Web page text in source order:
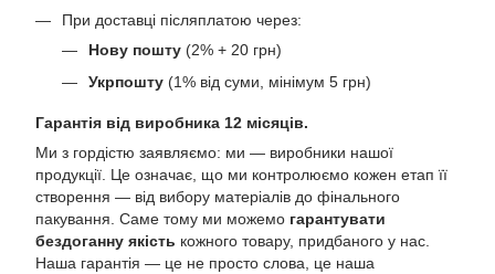
При доставці післяплатою через:
Нову пошту (2% + 20 грн)
Укрпошту (1% від суми, мінімум 5 грн)
Гарантія від виробника 12 місяців.
Ми з гордістю заявляємо: ми — виробники нашої
продукції. Це означає, що ми контролюємо кожен етап її
створення — від вибору матеріалів до фінального
пакування. Саме тому ми можемо гарантувати
бездоганну якість кожного товару, придбаного у нас.
Наша гарантія — це не просто слова, це наша